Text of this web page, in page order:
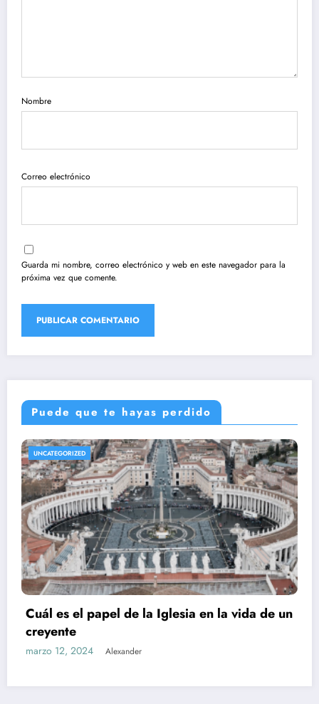
Nombre
Correo electrónico
Guarda mi nombre, correo electrónico y web en este navegador para la
próxima vez que comente.
Puede que te hayas perdido
UNCATEGORIZED
Cuál es el papel de la Iglesia en la vida de un
creyente
marzo 12, 2024 Alexander